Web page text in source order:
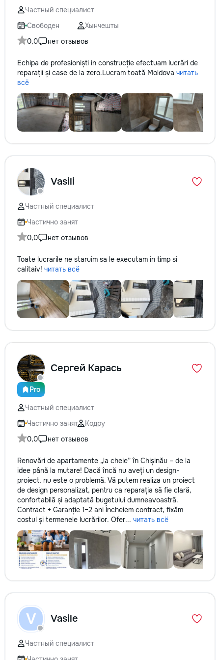
Частный специалист
Свободен
Хынчешты
0,0
нет отзывов
Echipa de profesioniști in construcție efectuam lucrări de
reparații și case de la zero.Lucram toată Moldova читать
всё
Vasili
Частный специалист
Частично занят
0,0
нет отзывов
Toate lucrarile ne staruim sa le executam in timp si
calitaiv! читать всё
Pro
Сергей Карась
Частный специалист
Частично занят
Кодру
0,0
нет отзывов
Renovări de apartamente „la cheie” în Chișinău – de la
idee până la mutare! Dacă încă nu aveți un design-
proiect, nu este o problemă. Vă putem realiza un proiect
de design personalizat, pentru ca reparația să fie clară,
confortabilă și adaptată bugetului dumneavoastră.
Contract + Garanție 1–2 ani Încheiem contract, fixăm
costul și termenele lucrărilor. Ofer... читать всё
V Vasile
Частный специалист